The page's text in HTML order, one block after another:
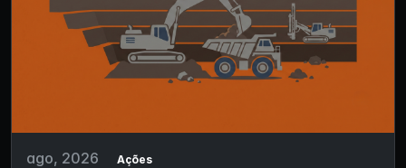
ago, 2026 Ações